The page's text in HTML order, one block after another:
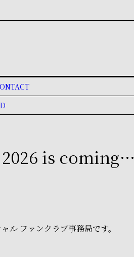
2026 is coming…
ル ファンクラブ事務局です。